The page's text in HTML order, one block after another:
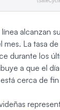
alcanzan
mes. La tasa
durante los
a que el
cerca de